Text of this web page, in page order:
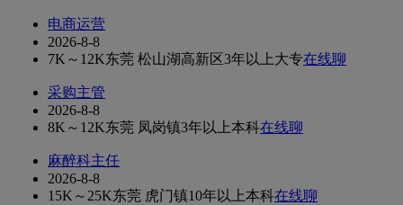
电商运营
2026-8-8
7K～12K东莞 松山湖高新区3年以上大专在线聊
采购主管
2026-8-8
8K～12K东莞 凤岗镇3年以上本科在线聊
麻醉科主任
2026-8-8
15K～25K东莞 虎门镇10年以上本科在线聊